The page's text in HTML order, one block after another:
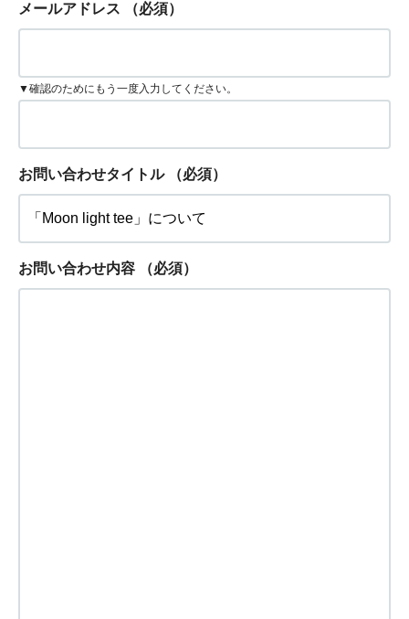
メールアドレス （必須）
▼確認のためにもう一度入力してください。
お問い合わせタイトル （必須）
お問い合わせ内容 （必須）